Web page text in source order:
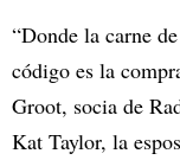
“Donde la carne
código es la
Groot, socia de
Kat Taylor, la